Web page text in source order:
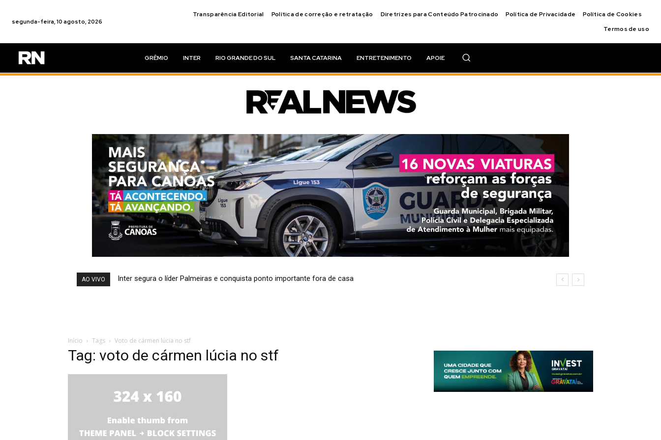
segunda-feira, 10 agosto, 2026
Transparência Editorial Política de correção e retratação Diretrizes para Conteúdo Patrocinado Política de Privacidade
Política de Cookies
Termos de uso
GRÊMIO INTER RIO GRANDE DO SUL SANTA CATARINA ENTRETENIMENTO APOIE
AO VIVO Inter segura o líder Palmeiras e conquista ponto importante fora de casa
Início Tags Voto de cármen lúcia no stf
Tag: voto de cármen lúcia no stf